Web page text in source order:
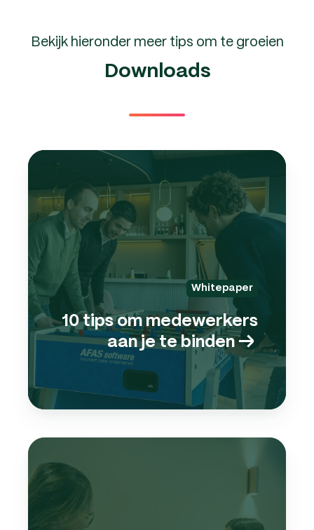
Bekijk hieronder meer tips om te groeien
Downloads
Whitepaper
10 tips om medewerkers
aan je te binden →